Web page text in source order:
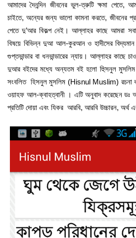
আমাদের দৈনন্দিন জীবনের ভুল-ত্রুটি ক্ষমা পেতে,
চাইতে, অন্যের জন্য ভালো কামনা করতে, জীবনের
পেতে দু’আর বিকল্প নেই। আল্লাহর কাছে আমরা
বিষয়ে বিভিন্ন দুআ আল-কুরআন ও হাদীসের
গুপ্তভান্ডার বা ধনভান্ডারের ন্যায়। আল্লাহর
দুআর বইদের মধ্যে অন্যতম বই হলো হুিসনুল
সংবলিত হিসনুল মুসলিম (Hisnul Muslim) রচনা
ওয়াহফ আল-ক্বাহত্বানী । এটি অনুবাদ করেছেন ডঃ
প্রতিটি দোয়া এবং যিকর আরবি, আরবি উচ্চারন, অর্থ